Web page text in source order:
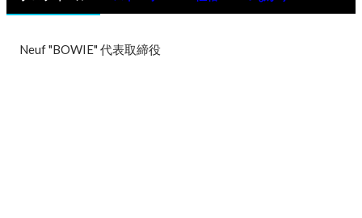
Neuf "BOWIE" 代表取締役